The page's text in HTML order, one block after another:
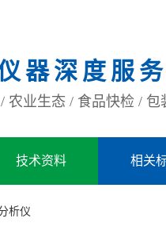
器深度服
农业生态 / 食品快检 / 包
技术资料 相关
析仪